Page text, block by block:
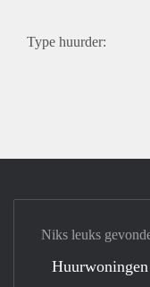
Type huurder:
Niks leuks
Huurwoningen